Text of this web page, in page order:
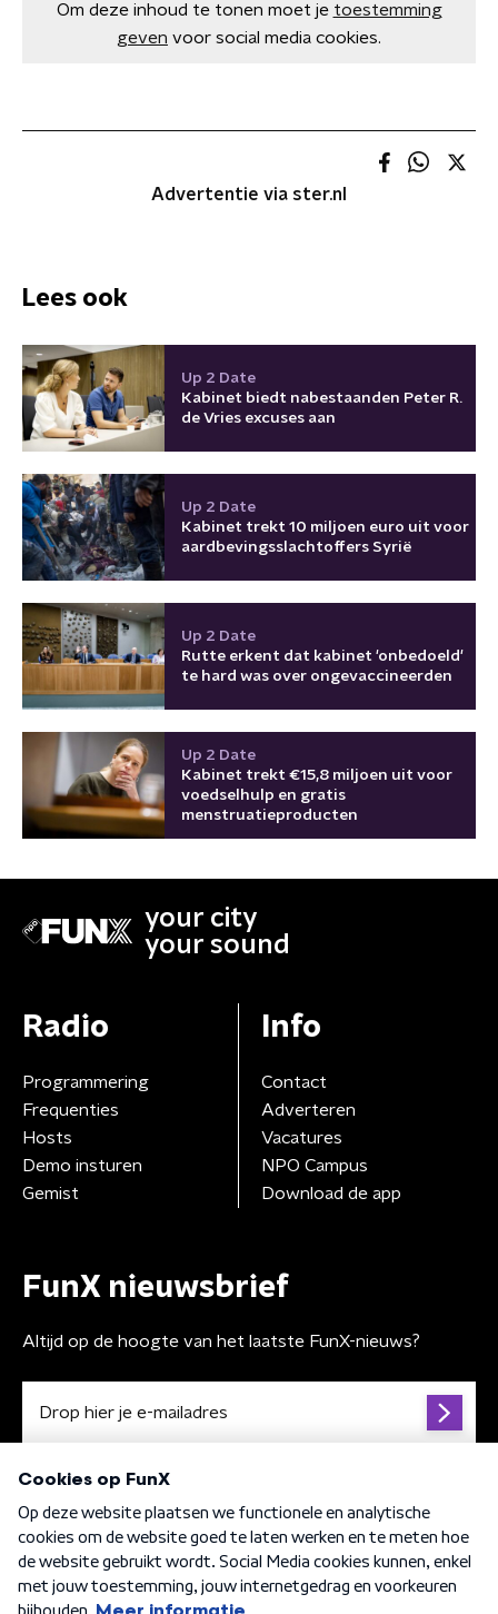
Om deze inhoud te tonen moet je toestemming
geven voor social media cookies.
Advertentie via ster.nl
Lees ook
Up 2 Date
Kabinet biedt nabestaanden Peter R.
de Vries excuses aan
Up 2 Date
Kabinet trekt 10 miljoen euro uit voor
aardbevingsslachtoffers Syrië
Up 2 Date
Rutte erkent dat kabinet 'onbedoeld'
te hard was over ongevaccineerden
Up 2 Date
Kabinet trekt €15,8 miljoen uit voor
voedselhulp en gratis
menstruatieproducten
your city
your sound
Radio
Programmering
Frequenties
Hosts
Demo insturen
Gemist
Info
Contact
Adverteren
Vacatures
NPO Campus
Download de app
FunX nieuwsbrief
Altijd op de hoogte van het laatste FunX-nieuws?
Algemene voorwaarden Privacybeleid